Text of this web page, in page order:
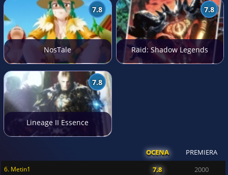
7.8
NosTale
7.8
Raid: Shadow Legends
7.8
Lineage II Essence
OCENA PREMIERA
6. Metin1 7.8 2000